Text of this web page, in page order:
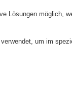
Lösungen möglich,
um im